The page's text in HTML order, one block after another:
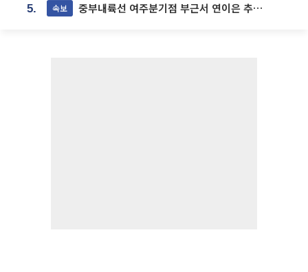
5. 속보 중부내륙선 여주분기점 부근서 연이은 추돌사고 발생